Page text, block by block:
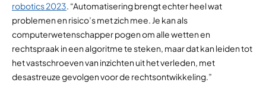
robotics 2023. “Automatisering brengt echter heel wat
problemen en risico’s met zich mee. Je kan als
computerwetenschapper pogen om alle wetten en
rechtspraak in een algoritme te steken, maar dat kan leiden tot
het vastschroeven van inzichten uit het verleden, met
desastreuze gevolgen voor de rechtsontwikkeling.”